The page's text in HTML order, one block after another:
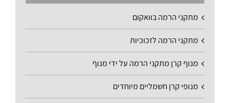
מתקני הרמה בוואקום
מתקני הרמה לזכוכיות
מנוף קרן מתקני הרמה על ידי מנוף
מנופי קרן חשמליים מיוחדים